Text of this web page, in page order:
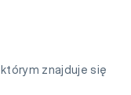
znajduje się